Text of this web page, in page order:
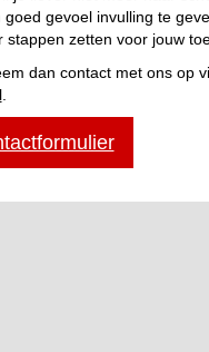
gevoel invulling te
stappen zetten voor jouw
dan contact met ons op
.